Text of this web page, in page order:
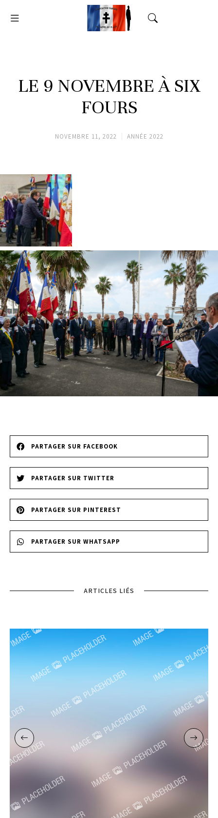
LE 9 NOVEMBRE À SIX
FOURS
NOVEMBRE 11, 2022 ANNÉE 2022
PARTAGER SUR FACEBOOK
PARTAGER SUR TWITTER
PARTAGER SUR PINTEREST
PARTAGER SUR WHATSAPP
ARTICLES LIÉS